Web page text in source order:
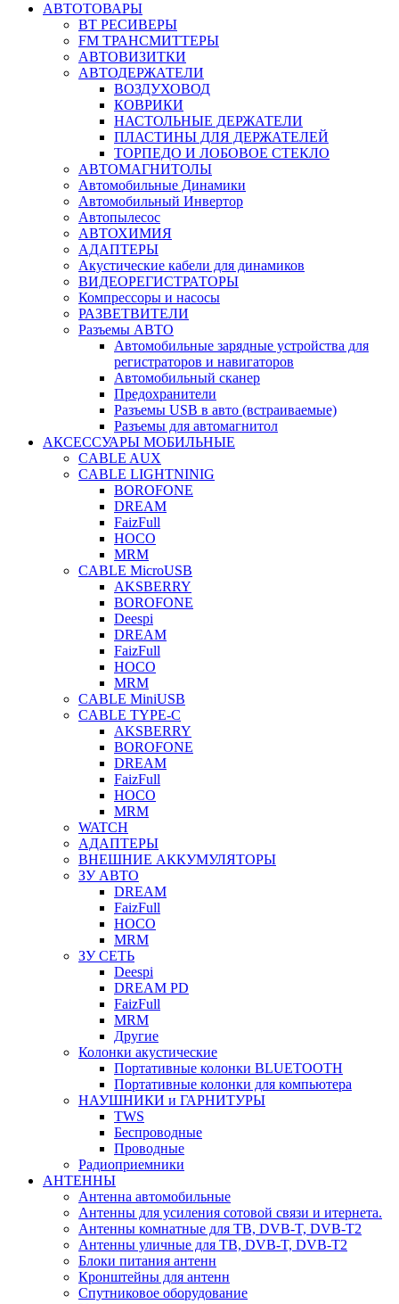
АВТОТОВАРЫ
BT РЕСИВЕРЫ
FM ТРАНСМИТТЕРЫ
АВТОВИЗИТКИ
АВТОДЕРЖАТЕЛИ
ВОЗДУХОВОД
КОВРИКИ
НАСТОЛЬНЫЕ ДЕРЖАТЕЛИ
ПЛАСТИНЫ ДЛЯ ДЕРЖАТЕЛЕЙ
ТОРПЕДО И ЛОБОВОЕ СТЕКЛО
АВТОМАГНИТОЛЫ
Автомобильные Динамики
Автомобильный Инвертор
Автопылесос
АВТОХИМИЯ
АДАПТЕРЫ
Акустические кабели для динамиков
ВИДЕОРЕГИСТРАТОРЫ
Компрессоры и насосы
РАЗВЕТВИТЕЛИ
Разъемы АВТО
Автомобильные зарядные устройства для
регистраторов и навигаторов
Автомобильный сканер
Предохранители
Разъемы USB в авто (встраиваемые)
Разъемы для автомагнитол
АКСЕССУАРЫ МОБИЛЬНЫЕ
CABLE AUX
CABLE LIGHTNINIG
BOROFONE
DREAM
FaizFull
HOCO
MRM
CABLE MicroUSB
AKSBERRY
BOROFONE
Deespi
DREAM
FaizFull
HOCO
MRM
CABLE MiniUSB
CABLE TYPE-C
AKSBERRY
BOROFONE
DREAM
FaizFull
HOCO
MRM
WATCH
АДАПТЕРЫ
ВНЕШНИЕ АККУМУЛЯТОРЫ
ЗУ АВТО
DREAM
FaizFull
HOCO
MRM
ЗУ СЕТЬ
Deespi
DREAM PD
FaizFull
MRM
Другие
Колонки акустические
Портативные колонки BLUETOOTH
Портативные колонки для компьютера
НАУШНИКИ и ГАРНИТУРЫ
TWS
Беспроводные
Проводные
Радиоприемники
АНТЕННЫ
Антенна автомобильные
Антенны для усиления сотовой связи и итернета.
Антенны комнатные для ТВ, DVB-T, DVB-T2
Антенны уличные для ТВ, DVB-T, DVB-T2
Блоки питания антенн
Кронштейны для антенн
Спутниковое оборудование